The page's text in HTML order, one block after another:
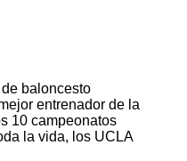
baloncesto
entrenador de la
10 campeonatos
la vida, los UCLA